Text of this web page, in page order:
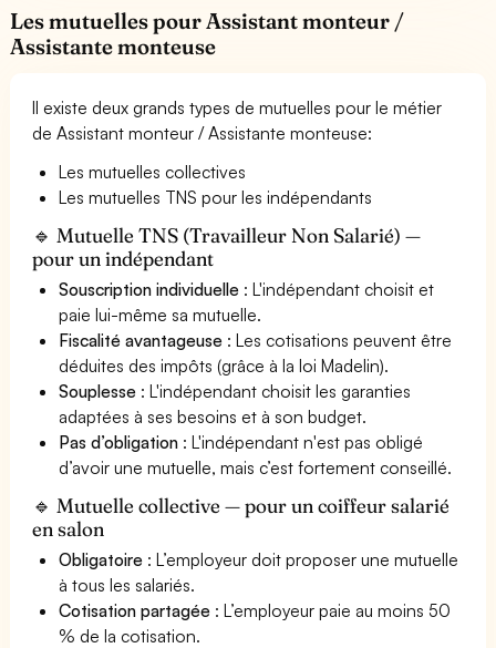
Les mutuelles pour Assistant monteur /
Assistante monteuse
Il existe deux grands types de mutuelles pour le métier
de Assistant monteur / Assistante monteuse:
Les mutuelles collectives
Les mutuelles TNS pour les indépendants
🔹 Mutuelle TNS (Travailleur Non Salarié) —
pour un indépendant
Souscription individuelle : L'indépendant choisit et
paie lui-même sa mutuelle.
Fiscalité avantageuse : Les cotisations peuvent être
déduites des impôts (grâce à la loi Madelin).
Souplesse : L'indépendant choisit les garanties
adaptées à ses besoins et à son budget.
Pas d’obligation : L'indépendant n'est pas obligé
d’avoir une mutuelle, mais c’est fortement conseillé.
🔹 Mutuelle collective — pour un coiffeur salarié
en salon
Obligatoire : L’employeur doit proposer une mutuelle
à tous les salariés.
Cotisation partagée : L’employeur paie au moins 50
% de la cotisation.